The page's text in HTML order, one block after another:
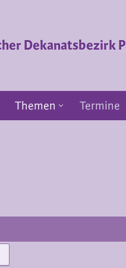
Dekanatsbezirk
Themen Termine